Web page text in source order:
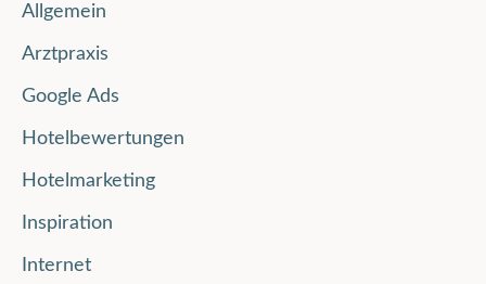
Allgemein
Arztpraxis
Google Ads
Hotelbewertungen
Hotelmarketing
Inspiration
Internet